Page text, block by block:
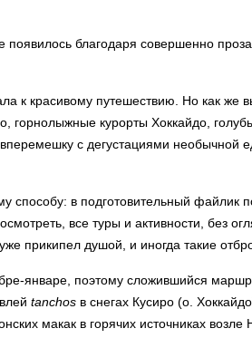
появилось благодаря совершенно
к красивому путешествию. Но как же
горнолыжные курорты Хоккайдо,
с дегустациями
способу: в подготовительный файлик
все туры и активности, без
прикипел душой, и иногда такие
январе, поэтому сложившийся
tanchos в снегах Кусиро (о.
макак в горячих источниках возле